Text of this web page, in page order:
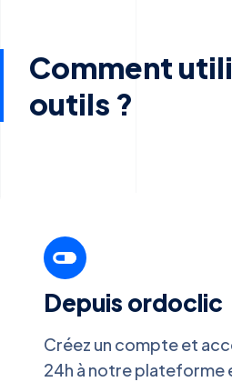
Comment
outils ?
Depuis ordoclic
Créez un compte et
24h à notre plateforme